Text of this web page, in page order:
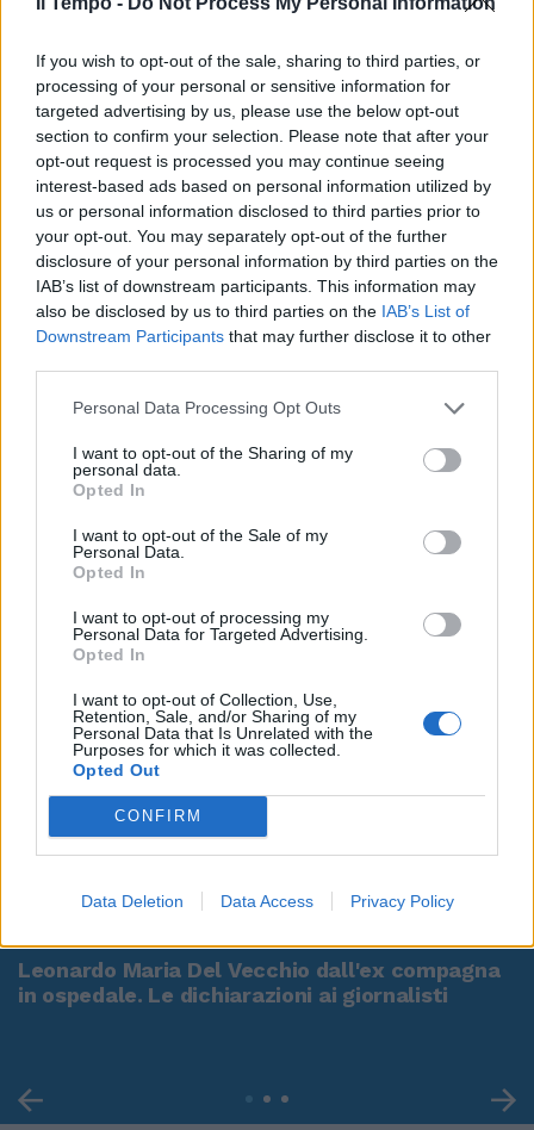
If you wish to opt-out of the sale, sharing to third parties, or
processing of your personal or sensitive information for
targeted advertising by us, please use the below opt-out
section to confirm your selection. Please note that after your
opt-out request is processed you may continue seeing
interest-based ads based on personal information utilized by
us or personal information disclosed to third parties prior to
your opt-out. You may separately opt-out of the further
disclosure of your personal information by third parties on the
IAB’s list of downstream participants. This information may
also be disclosed by us to third parties on the IAB’s List of
Downstream Participants that may further disclose it to other
Personal Data Processing Opt Outs
I want to opt-out of the Sharing of my
personal data.
Opted In
I want to opt-out of the Sale of my
Personal Data.
Opted In
I want to opt-out of processing my
Personal Data for Targeted Advertising.
Opted In
I want to opt-out of Collection, Use,
Retention, Sale, and/or Sharing of my
Personal Data that Is Unrelated with the
Purposes for which it was collected.
Opted Out
CONFIRM
Data Deletion Data Access Privacy Policy
00:00 01:16
Leonardo Maria Del Vecchio dall'ex compagna
in ospedale. Le dichiarazioni ai giornalisti